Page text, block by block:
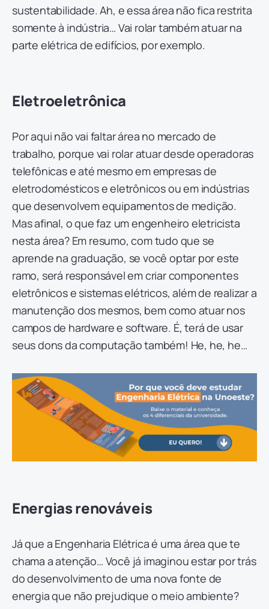
sustentabilidade. Ah, e essa área não fica restrita
somente à indústria… Vai rolar também atuar na
parte elétrica de edifícios, por exemplo.
Eletroeletrônica
Por aqui não vai faltar área no mercado de
trabalho, porque vai rolar atuar desde operadoras
telefônicas e até mesmo em empresas de
eletrodomésticos e eletrônicos ou em indústrias
que desenvolvem equipamentos de medição.
Mas afinal, o que faz um engenheiro eletricista
nesta área? Em resumo, com tudo que se
aprende na graduação, se você optar por este
ramo, será responsável em criar componentes
eletrônicos e sistemas elétricos, além de realizar a
manutenção dos mesmos, bem como atuar nos
campos de hardware e software. É, terá de usar
seus dons da computação também! He, he, he…
Energias renováveis
Já que a Engenharia Elétrica é uma área que te
chama a atenção… Você já imaginou estar por trás
do desenvolvimento de uma nova fonte de
energia que não prejudique o meio ambiente?